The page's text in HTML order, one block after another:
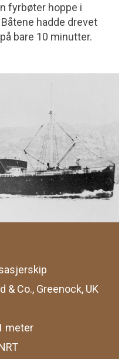
fyrbøter hoppe i
hadde drevet
bare 10 minutter.
& Co., Greenock, UK
meter